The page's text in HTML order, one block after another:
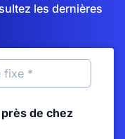
les dernières
de chez